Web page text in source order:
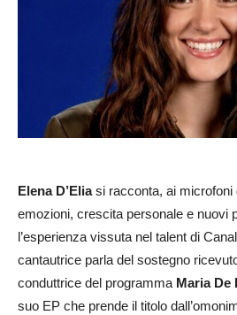
Elena D’Eliasi racconta, ai microfoni
emozioni, crescita personale e nuovi
l’esperienza vissuta nel talent di
cantautrice parla del sostegno
conduttrice del programma Maria De
suo EP che prende il titolo